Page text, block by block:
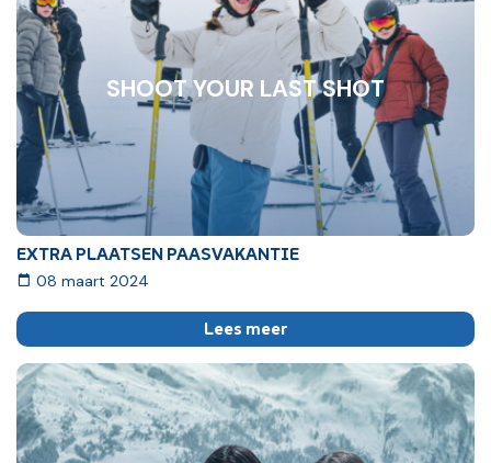
EXTRA PLAATSEN PAASVAKANTIE
08 maart 2024
Lees meer
SHOOT YOUR LAST SHOT